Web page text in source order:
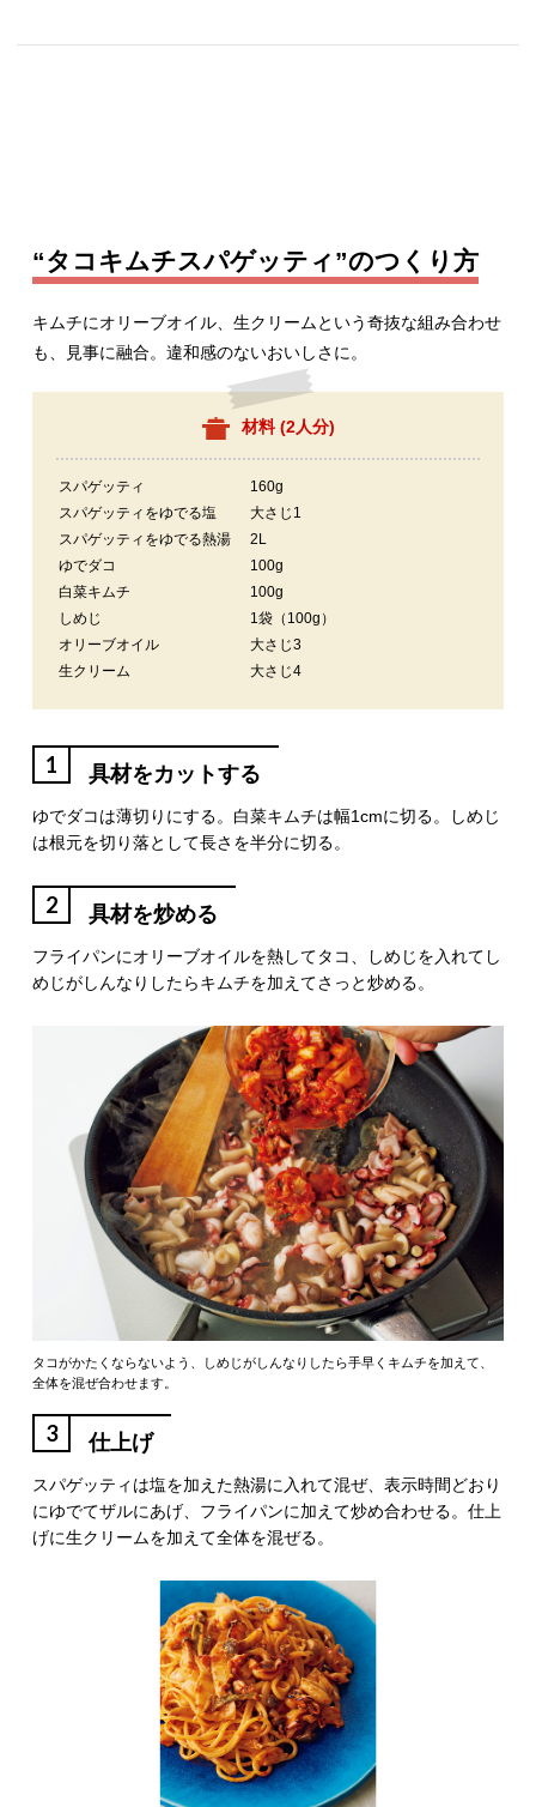
“タコキムチスパゲッティ”のつくり方
キムチにオリーブオイル、生クリームという奇抜な組み合わせ
も、見事に融合。違和感のないおいしさに。
材料 (2人分)
スパゲッティ
160g
スパゲッティをゆでる塩
大さじ1
スパゲッティをゆでる熱湯
2L
ゆでダコ
100g
白菜キムチ
100g
しめじ
1袋（100g）
オリーブオイル
大さじ3
生クリーム
大さじ4
1 具材をカットする
ゆでダコは薄切りにする。白菜キムチは幅1cmに切る。しめじ
は根元を切り落として長さを半分に切る。
2 具材を炒める
フライパンにオリーブオイルを熱してタコ、しめじを入れてし
めじがしんなりしたらキムチを加えてさっと炒める。
タコがかたくならないよう、しめじがしんなりしたら手早くキムチを加えて、
全体を混ぜ合わせます。
3 仕上げ
スパゲッティは塩を加えた熱湯に入れて混ぜ、表示時間どおり
にゆでてザルにあげ、フライパンに加えて炒め合わせる。仕上
げに生クリームを加えて全体を混ぜる。